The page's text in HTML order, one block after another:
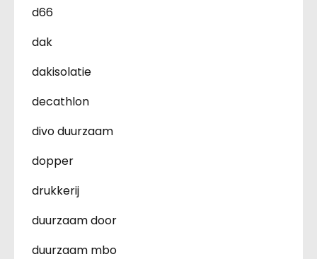
d66
dak
dakisolatie
decathlon
divo duurzaam
dopper
drukkerij
duurzaam door
duurzaam mbo